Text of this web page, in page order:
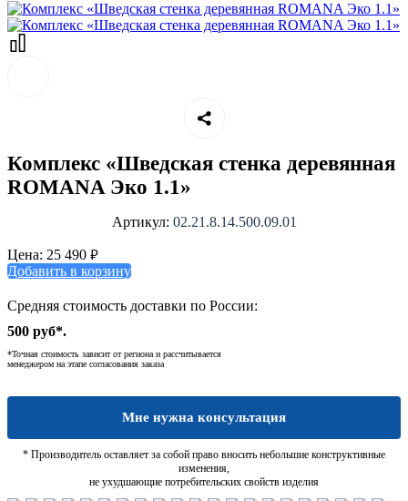
Комплекс «Шведская стенка деревянная
ROMANA Эко 1.1»
Артикул: 02.21.8.14.500.09.01
Цена: 25 490 ₽
Добавить в корзину
Средняя стоимость доставки по России:
500 руб*.
*Точная стоимость зависит от региона и рассчитывается
менеджером на этапе согласования заказа
Мне нужна консультация
* Производитель оставляет за собой право вносить небольшие конструктивные
изменения,
не ухудшающие потребительских свойств изделия